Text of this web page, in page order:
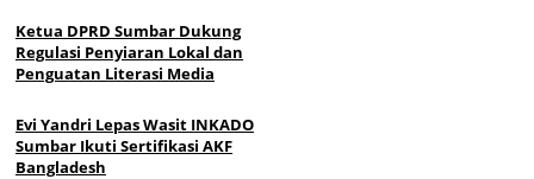
Ketua DPRD Sumbar Dukung
Regulasi Penyiaran Lokal dan
Penguatan Literasi Media
Evi Yandri Lepas Wasit INKADO
Sumbar Ikuti Sertifikasi AKF
Bangladesh